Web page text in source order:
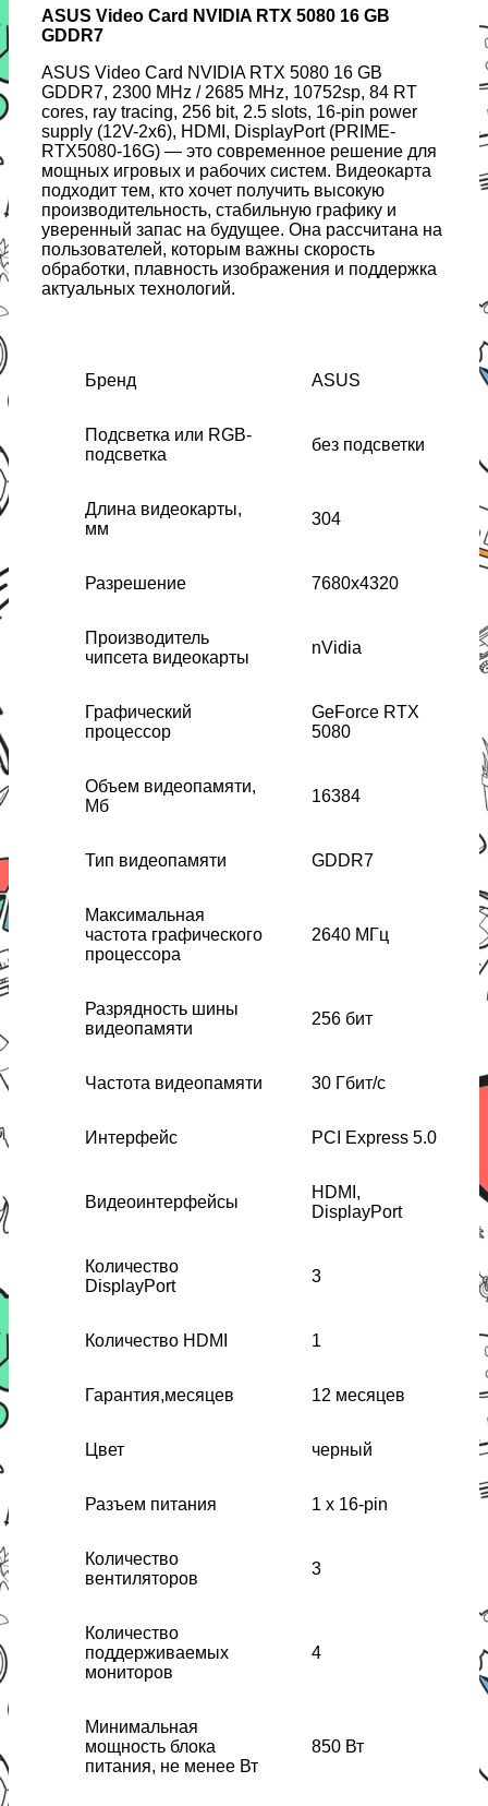
ASUS Video Card NVIDIA RTX 5080 16 GB
GDDR7
ASUS Video Card NVIDIA RTX 5080 16 GB
GDDR7, 2300 MHz / 2685 MHz, 10752sp, 84 RT
cores, ray tracing, 256 bit, 2.5 slots, 16-pin power
supply (12V-2x6), HDMI, DisplayPort (PRIME-
RTX5080-16G) — это современное решение для
мощных игровых и рабочих систем. Видеокарта
подходит тем, кто хочет получить высокую
производительность, стабильную графику и
уверенный запас на будущее. Она рассчитана на
пользователей, которым важны скорость
обработки, плавность изображения и поддержка
актуальных технологий.
Бренд ASUS
Подсветка или RGB-
подсветка
без подсветки
Длина видеокарты,
мм
304
Разрешение 7680x4320
Производитель
чипсета видеокарты
nVidia
Графический
процессор
GeForce RTX
5080
Объем видеопамяти,
Мб
16384
Тип видеопамяти GDDR7
Максимальная
частота графического
процессора
2640 МГц
Разрядность шины
видеопамяти
256 бит
Частота видеопамяти 30 Гбит/с
Интерфейс PCI Express 5.0
Видеоинтерфейсы
HDMI,
DisplayPort
Количество
DisplayPort
3
Количество HDMI 1
Гарантия,месяцев 12 месяцев
Цвет черный
Разъем питания 1 x 16-pin
Количество
вентиляторов
3
Количество
поддерживаемых
мониторов
4
Минимальная
мощность блока
питания, не менее Вт
850 Вт